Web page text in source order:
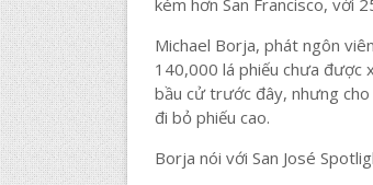
Michael Borja, phát ngôn
140,000 lá phiếu chưa được
bầu cử trước đây, nhưng
đi bỏ phiếu cao.
Borja nói với San José